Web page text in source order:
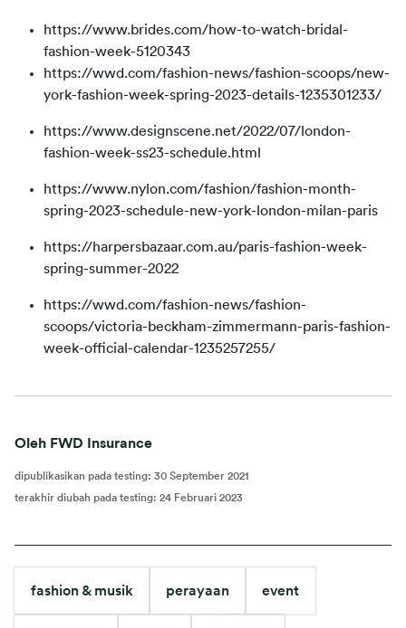
https://www.brides.com/how-to-watch-bridal-
fashion-week-5120343
https://wwd.com/fashion-news/fashion-scoops/new-
york-fashion-week-spring-2023-details-1235301233/
https://www.designscene.net/2022/07/london-
fashion-week-ss23-schedule.html
https://www.nylon.com/fashion/fashion-month-
spring-2023-schedule-new-york-london-milan-paris
https://harpersbazaar.com.au/paris-fashion-week-
spring-summer-2022
https://wwd.com/fashion-news/fashion-
scoops/victoria-beckham-zimmermann-paris-fashion-
week-official-calendar-1235257255/
Oleh FWD Insurance
dipublikasikan pada testing: 30 September 2021
terakhir diubah pada testing: 24 Februari 2023
fashion & musik perayaan event